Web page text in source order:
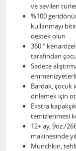
ve sevilen
%100
kullanmayı
destek olun
360 °
tarafından
Sadece
Bardak, çocuk
önlemek için
Ekstra
temizlenmesi
12+ ay, 9oz./
makinesinde
Munchkin,